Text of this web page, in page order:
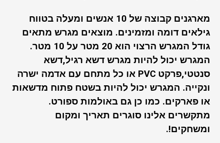
מארגנים קבוצה של 10 אנשים ומעלה בטווח
גילאים דומה ומזמינים. מוצאים מגרש מתאים
גודל המגרש הרצוי הוא 20 מטר על 10 מטר.
המגרש יכול להיות מגרש דשא רגיל,דשא
סנטטי,פרקט PVC או כל מתחם עם אדמה ישרה
ונקייה. המגרש יכול להיות בשטח פתוח מדשאות
או פארקים. כמו כן גם באולמות ספורט.
מתקשרים אלינו סוגרים תאריך ומקום
ומשחקים!.